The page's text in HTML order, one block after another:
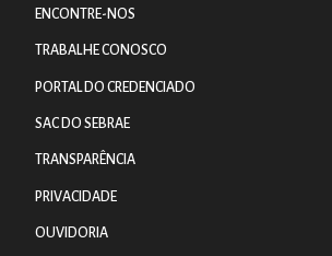
ENCONTRE-NOS
TRABALHE CONOSCO
PORTAL DO CREDENCIADO
SAC DO SEBRAE
TRANSPARÊNCIA
PRIVACIDADE
OUVIDORIA